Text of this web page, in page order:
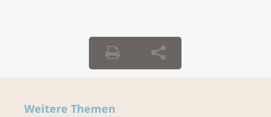
Weitere Themen